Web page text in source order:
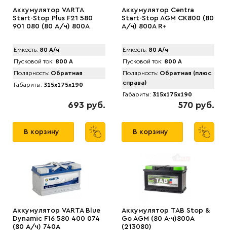
Аккумулятор VARTA
Start-Stop Plus F21 580
901 080 (80 А/ч) 800А
Емкость: 80 А/ч
Пусковой ток: 800 А
Полярность: Обратная
Габариты: 315x175x190
693 руб.
В корзину
Аккумулятор Centra
Start-Stop AGM CK800 (80
А/ч) 800A R+
Емкость: 80 А/ч
Пусковой ток: 800 А
Полярность: Обратная (плюс
справа)
Габариты: 315x175x190
570 руб.
В корзину
Аккумулятор VARTA Blue
Dynamic F16 580 400 074
(80 А/ч) 740А
Аккумулятор TAB Stop &
Go AGM (80 А·ч)800А
(213080)